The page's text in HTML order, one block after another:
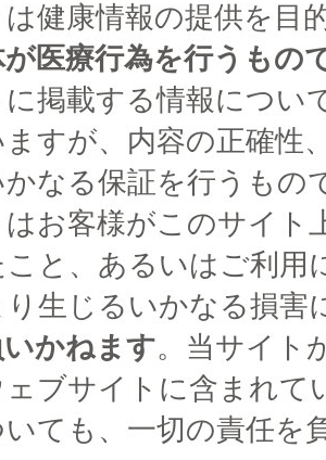
健康情報の提供を目
医療行為を行うもの
掲載する情報につい
すが、内容の正確性
なる保証を行うもの
お客様がこのサイト
こと、あるいはご利用
り生じるいかなる損害
かねます。当サイト
ェブサイトに含まれて
ても、一切の責任を